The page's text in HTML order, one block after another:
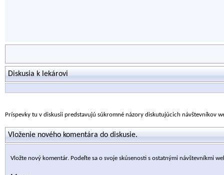
Diskusia k lekárovi
Príspevky tu v diskusii predstavujú súkromné názory diskutujúcich návštevníkov
Vloženie nového komentára do diskusie.
Vložte nový komentár. Podeľte sa o svoje skúsenosti s ostatnými návštevníkmi